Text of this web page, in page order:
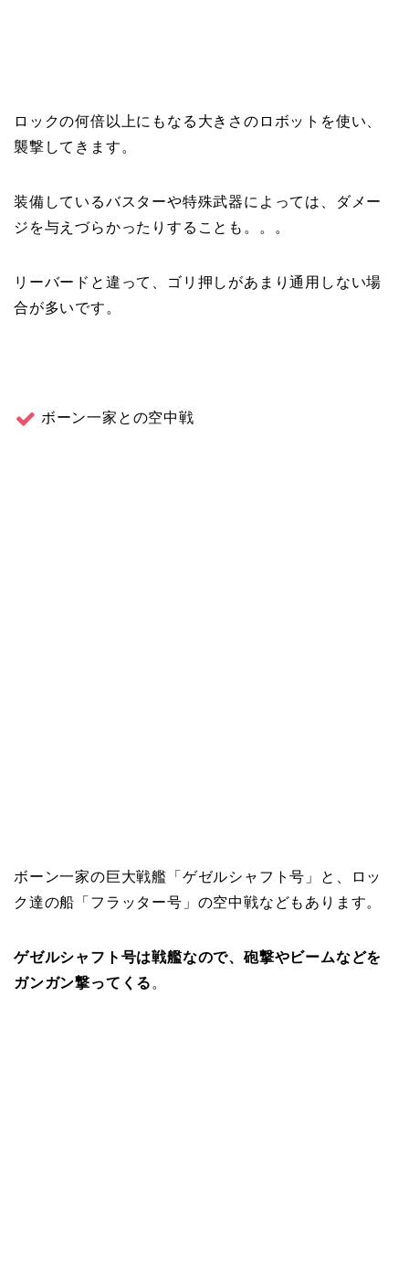
ロックの何倍以上にもなる大きさのロボットを使い、
襲撃してきます。
装備しているバスターや特殊武器によっては、ダメー
ジを与えづらかったりすることも。。。
リーバードと違って、ゴリ押しがあまり通用しない場
合が多いです。
ボーン一家との空中戦
ボーン一家の巨大戦艦「ゲゼルシャフト号」と、ロッ
ク達の船「フラッター号」の空中戦などもあります。
ゲゼルシャフト号は戦艦なので、砲撃やビームなどを
ガンガン撃ってくる 。